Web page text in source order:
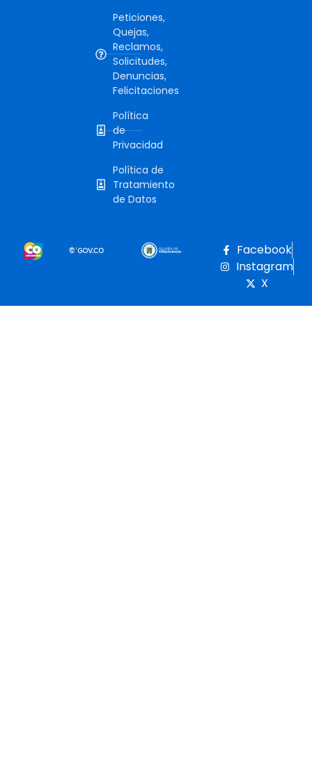
Peticiones,
Quejas,
Reclamos,
Solicitudes,
Denuncias,
Felicitaciones
Política
de
Privacidad
Política de
Tratamiento
de Datos
Facebook
Instagram
X